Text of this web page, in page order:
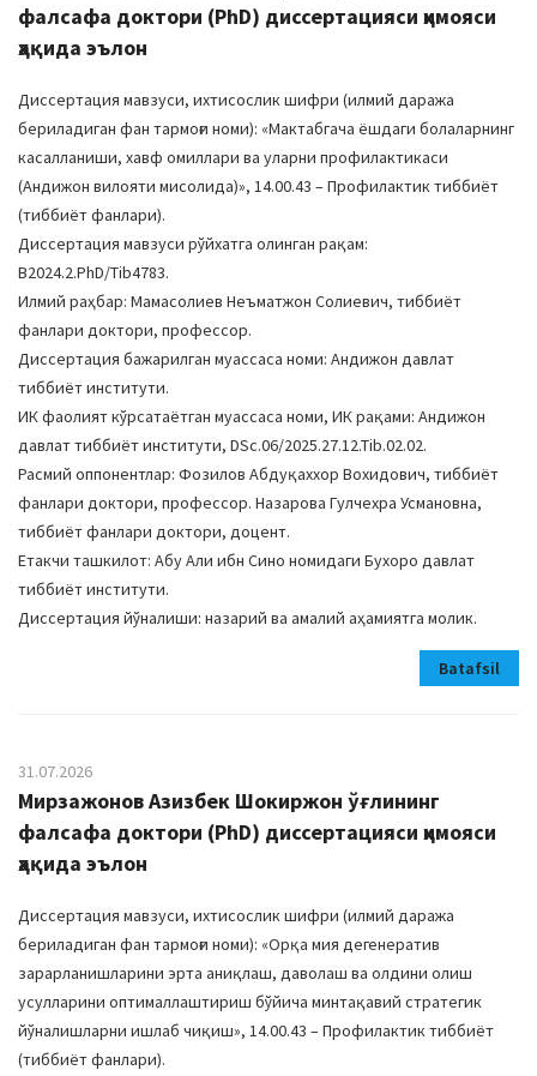
фалсафа доктори (PhD) диссертацияси ҳимояси
ҳақида эълон
Диссертация мавзуси, ихтисослик шифри (илмий даража
бериладиган фан тармоғи номи): «Мактабгача ёшдаги болаларнинг
касалланиши, хавф омиллари ва уларни профилактикаси
(Андижон вилояти мисолида)», 14.00.43 – Профилактик тиббиёт
(тиббиёт фанлари).
Диссертация мавзуси рўйхатга олинган рақам:
В2024.2.PhD/Tib4783.
Илмий раҳбар: Мамасолиев Неъматжон Солиевич, тиббиёт
фанлари доктори, профессор.
Диссертация бажарилган муассаса номи: Андижон давлат
тиббиёт институти.
ИК фаолият кўрсатаётган муассаса номи, ИК рақами: Андижон
давлат тиббиёт институти, DSc.06/2025.27.12.Tib.02.02.
Расмий оппонентлар: Фозилов Абдуқаххор Вохидович, тиббиёт
фанлари доктори, профессор. Назарова Гулчехра Усмановна,
тиббиёт фанлари доктори, доцент.
Етакчи ташкилот: Абу Али ибн Сино номидаги Бухоро давлат
тиббиёт институти.
Диссертация йўналиши: назарий ва амалий аҳамиятга молик.
Batafsil
31.07.2026
Мирзажонов Азизбек Шокиржон ўғлининг
фалсафа доктори (PhD) диссертацияси ҳимояси
ҳақида эълон
Диссертация мавзуси, ихтисослик шифри (илмий даража
бериладиган фан тармоғи номи): «Орқа мия дегенератив
зарарланишларини эрта аниқлаш, даволаш ва олдини олиш
усулларини оптималлаштириш бўйича минтақавий стратегик
йўналишларни ишлаб чиқиш», 14.00.43 – Профилактик тиббиёт
(тиббиёт фанлари).